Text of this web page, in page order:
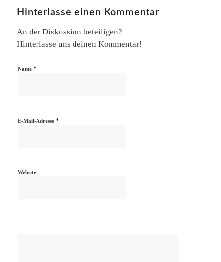
Hinterlasse einen Kommentar
An der Diskussion beteiligen?
Hinterlasse uns deinen Kommentar!
Name *
E-Mail-Adresse *
Website